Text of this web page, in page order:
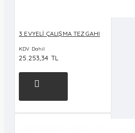
3 EVYELİ ÇALIŞMA TEZGAHI
KDV Dahil
25.253,34 TL